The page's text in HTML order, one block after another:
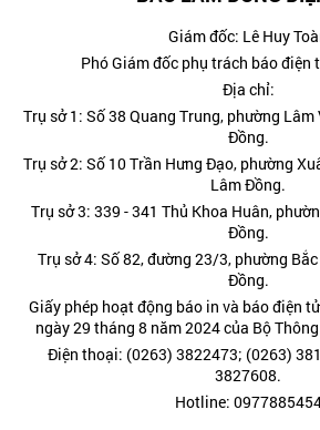
Giám đốc: Lê Huy
Phó Giám đốc phụ trách báo điện
Địa chỉ:
Trụ sở 1: Số 38 Quang Trung, phường
Đồng.
Trụ sở 2: Số 10 Trần Hưng Đạo, phường
Lâm Đồng.
Trụ sở 3: 339 - 341 Thủ Khoa Huân,
Đồng.
Trụ sở 4: Số 82, đường 23/3, phường
Đồng.
Giấy phép hoạt động báo in và báo điện
ngày 29 tháng 8 năm 2024 của Bộ
Điện thoại: (0263) 3822473; (0263)
3827608.
Hotline: